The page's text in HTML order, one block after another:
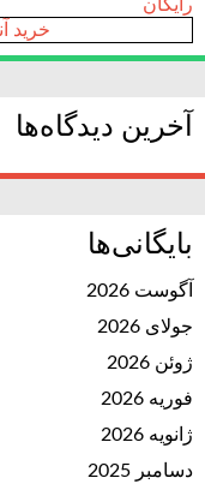
رایگان
خرید
آخرین دیدگاه‌ها
بایگانی‌ها
آگوست 2026
جولای 2026
ژوئن 2026
فوریه 2026
ژانویه 2026
دسامبر 2025